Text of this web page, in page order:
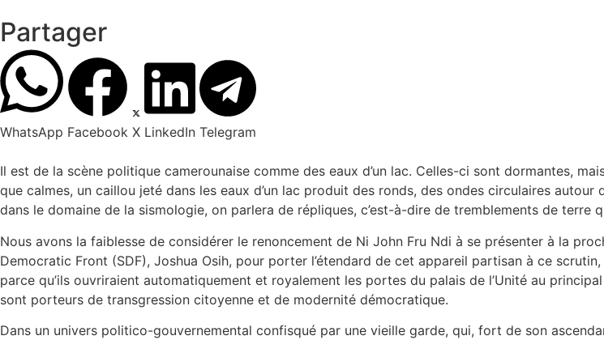
Partager
WhatsApp Facebook X LinkedIn Telegram
Il est de la scène politique camerounaise comme des eaux d’un lac. Celles-ci sont dormantes,
que calmes, un caillou jeté dans les eaux d’un lac produit des ronds, des ondes circulaires
dans le domaine de la sismologie, on parlera de répliques, c’est-à-dire de tremblements de terre
Nous avons la faiblesse de considérer le renoncement de Ni John Fru Ndi à se présenter à la
Democratic Front (SDF), Joshua Osih, pour porter l’étendard de cet appareil partisan à ce
parce qu’ils ouvriraient automatiquement et royalement les portes du palais de l’Unité au
sont porteurs de transgression citoyenne et de modernité démocratique.
Dans un univers politico-gouvernemental confisqué par une vieille garde, qui, fort de son